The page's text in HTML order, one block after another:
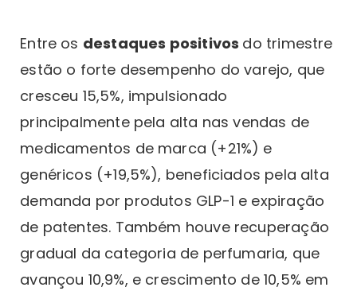
Entre os destaques positivos do trimestre
estão o forte desempenho do varejo, que
cresceu 15,5%, impulsionado
principalmente pela alta nas vendas de
medicamentos de marca (+21%) e
genéricos (+19,5%), beneficiados pela alta
demanda por produtos GLP-1 e expiração
de patentes. Também houve recuperação
gradual da categoria de perfumaria, que
avançou 10,9%, e crescimento de 10,5% em